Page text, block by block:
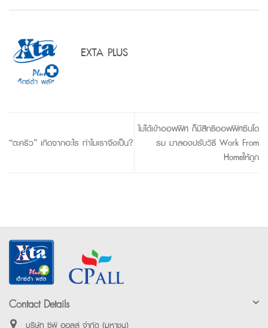
EXTA PLUS
“ตะคริว” เกิดจากอะไร ทำไมเราจึงเป็น?
ไม่ได้เข้าออฟฟิศ ก็มีสิทธิออฟฟิศซินโด
รม มาลองปรับวิธี Work From
Homeให้ถูก
Contact Details
บริษัท ซีพี ออลล์ จำกัด (มหาชน)